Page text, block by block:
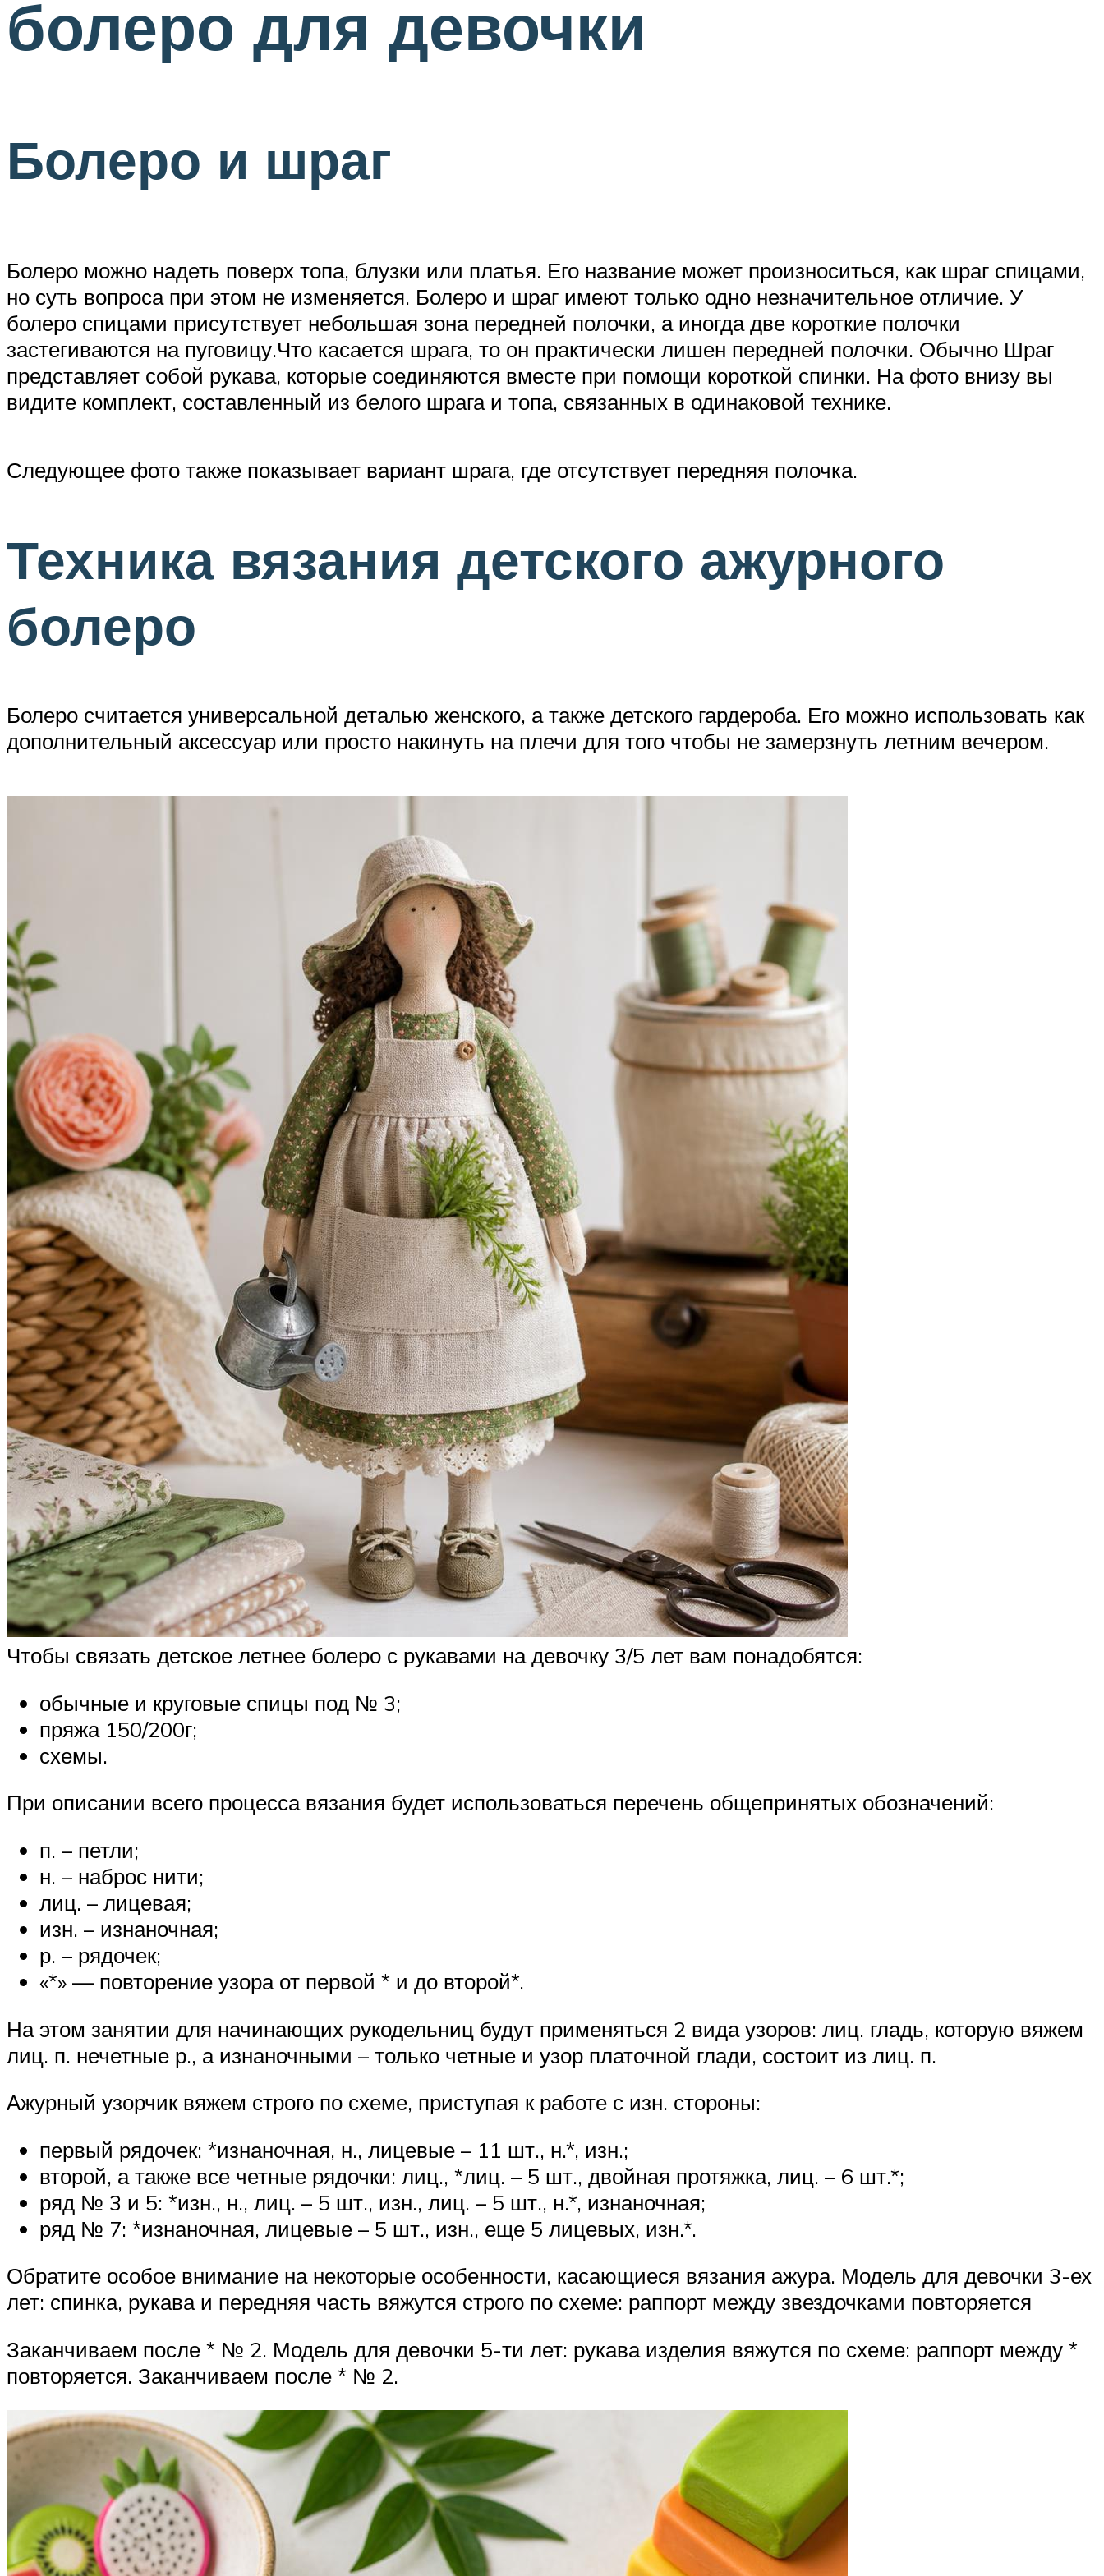
болеро для девочки
Болеро и шраг
Болеро можно надеть поверх топа, блузки или платья. Его название может произноситься, как шраг спицами,
но суть вопроса при этом не изменяется. Болеро и шраг имеют только одно незначительное отличие. У
болеро спицами присутствует небольшая зона передней полочки, а иногда две короткие полочки
застегиваются на пуговицу.Что касается шрага, то он практически лишен передней полочки. Обычно Шраг
представляет собой рукава, которые соединяются вместе при помощи короткой спинки. На фото внизу вы
видите комплект, составленный из белого шрага и топа, связанных в одинаковой технике.
Следующее фото также показывает вариант шрага, где отсутствует передняя полочка.
Техника вязания детского ажурного
болеро
Болеро считается универсальной деталью женского, а также детского гардероба. Его можно использовать как
дополнительный аксессуар или просто накинуть на плечи для того чтобы не замерзнуть летним вечером.
Чтобы связать детское летнее болеро с рукавами на девочку 3/5 лет вам понадобятся:
обычные и круговые спицы под № 3;
пряжа 150/200г;
схемы.
При описании всего процесса вязания будет использоваться перечень общепринятых обозначений:
п. – петли;
н. – наброс нити;
лиц. – лицевая;
изн. – изнаночная;
р. – рядочек;
«*» — повторение узора от первой * и до второй*.
На этом занятии для начинающих рукодельниц будут применяться 2 вида узоров: лиц. гладь, которую вяжем
лиц. п. нечетные р., а изнаночными – только четные и узор платочной глади, состоит из лиц. п.
Ажурный узорчик вяжем строго по схеме, приступая к работе с изн. стороны:
первый рядочек: *изнаночная, н., лицевые – 11 шт., н.*, изн.;
второй, а также все четные рядочки: лиц., *лиц. – 5 шт., двойная протяжка, лиц. – 6 шт.*;
ряд № 3 и 5: *изн., н., лиц. – 5 шт., изн., лиц. – 5 шт., н.*, изнаночная;
ряд № 7: *изнаночная, лицевые – 5 шт., изн., еще 5 лицевых, изн.*.
Обратите особое внимание на некоторые особенности, касающиеся вязания ажура. Модель для девочки 3-ех
лет: спинка, рукава и передняя часть вяжутся строго по схеме: раппорт между звездочками повторяется
Заканчиваем после * № 2. Модель для девочки 5-ти лет: рукава изделия вяжутся по схеме: раппорт между *
повторяется. Заканчиваем после * № 2.